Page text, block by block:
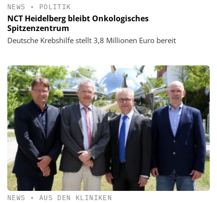
NEWS • POLITIK
NCT Heidelberg bleibt Onkologisches
Spitzenzentrum
Deutsche Krebshilfe stellt 3,8 Millionen Euro bereit
NEWS • AUS DEN KLINIKEN